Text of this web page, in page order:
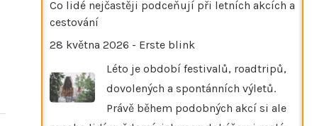
Co lidé nejčastěji podceňují při letních akcích a
cestování
28 května 2026 - Erste blink
Léto je období festivalů, roadtripů,
dovolených a spontánních výletů.
Právě během podobných akcí si ale